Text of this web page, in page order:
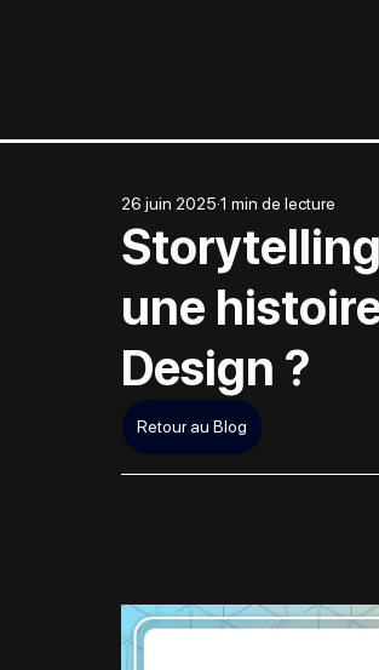
une
Design ?
26 juin 2025 1 min de lecture
Retour au Blog